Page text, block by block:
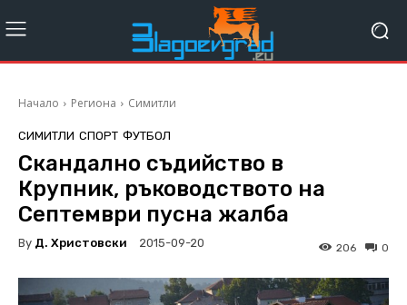
Начало Региона Симитли
СИМИТЛИ СПОРТ ФУТБОЛ
Скандално съдийство в
Крупник, ръководството на
Септември пусна жалба
By Д. Христовски 2015-09-20 0
206